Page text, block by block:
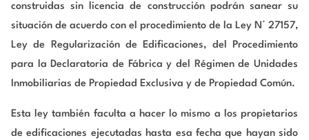
construidas sin licencia de construcción podrán sanear su
situación de acuerdo con el procedimiento de la Ley N° 27157,
Ley de Regularización de Edificaciones, del Procedimiento
para la Declaratoria de Fábrica y del Régimen de Unidades
Inmobiliarias de Propiedad Exclusiva y de Propiedad Común.
Esta ley también faculta a hacer lo mismo a los propietarios
de edificaciones ejecutadas hasta esa fecha que hayan sido